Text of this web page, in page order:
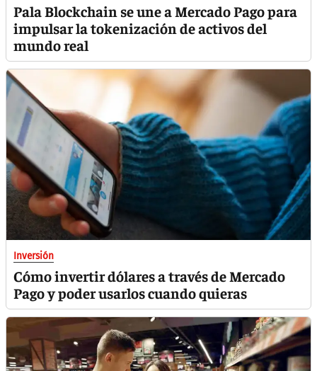
Pala Blockchain se une a Mercado Pago para
impulsar la tokenización de activos del
mundo real
Inversión
Cómo invertir dólares a través de Mercado
Pago y poder usarlos cuando quieras